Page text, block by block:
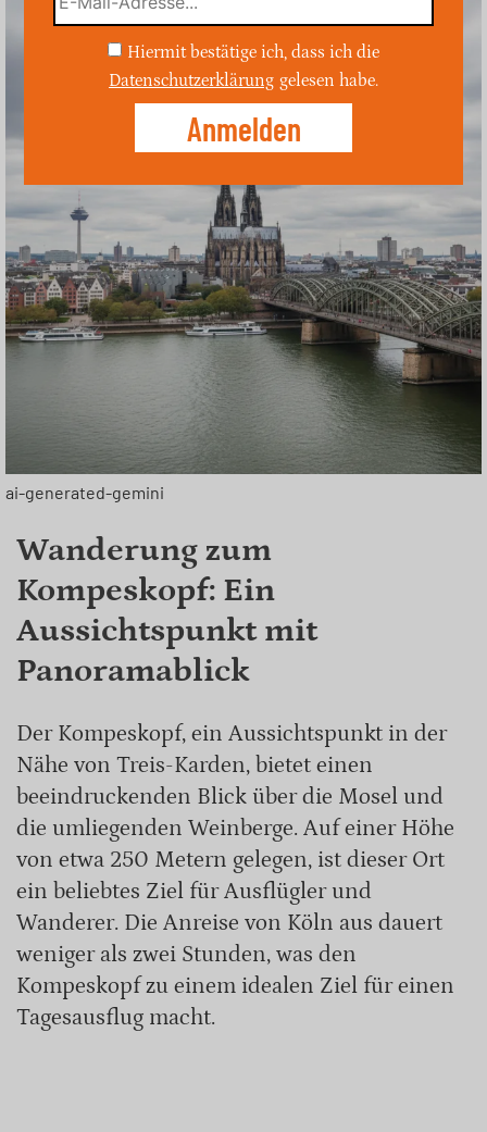
ai-generated-gemini
Wanderung zum
Kompeskopf: Ein
Aussichtspunkt mit
Panoramablick
Der Kompeskopf, ein Aussichtspunkt in der
Nähe von Treis-Karden, bietet einen
beeindruckenden Blick über die Mosel und
die umliegenden Weinberge. Auf einer Höhe
von etwa 250 Metern gelegen, ist dieser Ort
ein beliebtes Ziel für Ausflügler und
Wanderer. Die Anreise von Köln aus dauert
weniger als zwei Stunden, was den
Kompeskopf zu einem idealen Ziel für einen
Tagesausflug macht.
Hiermit bestätige ich, dass ich die
Datenschutzerklärung gelesen habe.